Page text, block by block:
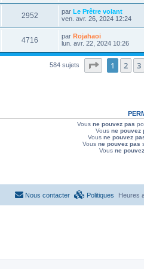
e
s
s
a
g
e
r
m
e
s
s
a
g
e
u
i
e
r
m
e
s
s
a
2952
u
D
e
i
e
r
e
par Le Prêtre volant
ven. avr. 26, 2024 12:24
4716
u
D
e
n
par Rojahaoi
lun. avr. 22, 2024 10:26
584 sujets Page sur24
1 2 3
Vous ne pouvez pas
Vous ne pouvez
Vous ne pouvez
Vous ne pouvez pas
Vous ne
Heures
Politiques
Nous contacter